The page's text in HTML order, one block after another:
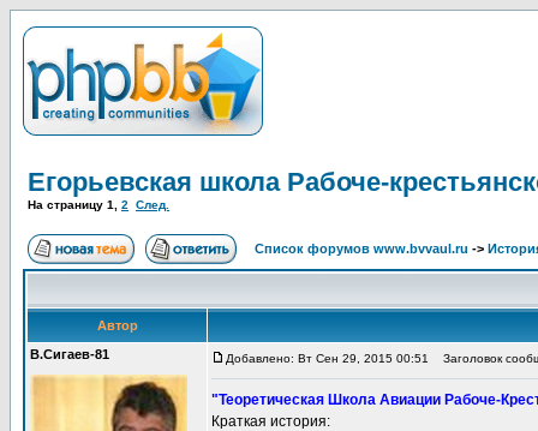
Егорьевская школа Рабоче-
На страницу 1 2 След.
Список форумов www.bvvaul.ru ->
Автор
В.Сигаев-81
Добавлено: Вт Сен 29, 2015 00:51 Заголовок
"Теоретическая Школа Авиации Рабоче-
Краткая история: